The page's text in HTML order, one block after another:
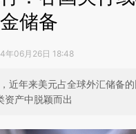
金储备
年06月26日 18:48
近年来美元占全球外汇储备
资产中脱颖而出